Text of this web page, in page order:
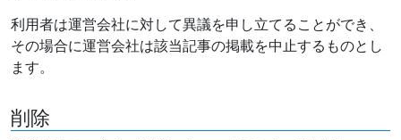
利用者は運営会社に対して異議を申し立てることができ、
その場合に運営会社は該当記事の掲載を中止するものとし
ます。
削除